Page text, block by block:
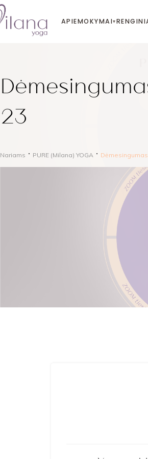
APIEMOKYMAI▾
23
Nariams PURE (Milana) YOGA